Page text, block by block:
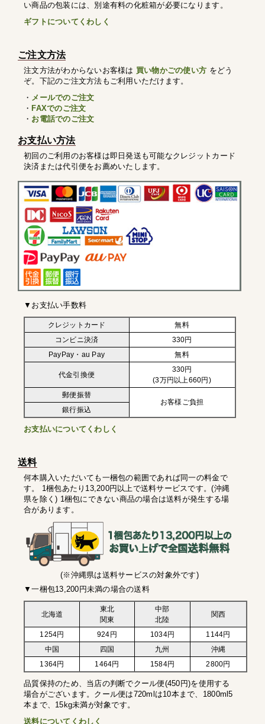
い商品の包装には、別途有料の化粧箱が必要になります。
ギフトについてくわしく
ご注文方法
注文方法がわからないお客様は 買い物かごの使い方 をどう
ぞ。下記のご注文方法もご利用いただけます。
・ メールでのご注文
・ FAXでのご注文
・ お電話でのご注文
お支払い方法
初回のご利用のお客様は即日発送も可能なクレジットカード
決済または代引便をお薦めいたします。
▼お支払い手数料
クレジットカード
無料
コンビニ決済
330円
PayPay・au Pay
無料
代金引換便
330円
(3万円以上660円)
郵便振替
お客様ご負担
銀行振込
お支払いについてくわしく
送料
何本購入いただいても一梱包の範囲であれば同一の料金で
す。 1梱包あたり13,200円以上で送料サービスです。(沖縄
県を除く) 1梱包にできない商品の場合は送料が発生する場
合があります。
(※沖縄県は送料サービスの対象外です)
▼一梱包13,200円未満の場合の送料
北海道
東北
関東
中部
北陸
関西
1254円 924円 1034円
1144円
中国
四国 九州
沖縄
1364円
1464円 1584円 2800円
品質保持のため、当店の判断でクール便(450円)を使用する
場合がございます。クール便は720mlは10本まで、1800ml5
本まで、15kg未満が対象です。
送料についてくわしく